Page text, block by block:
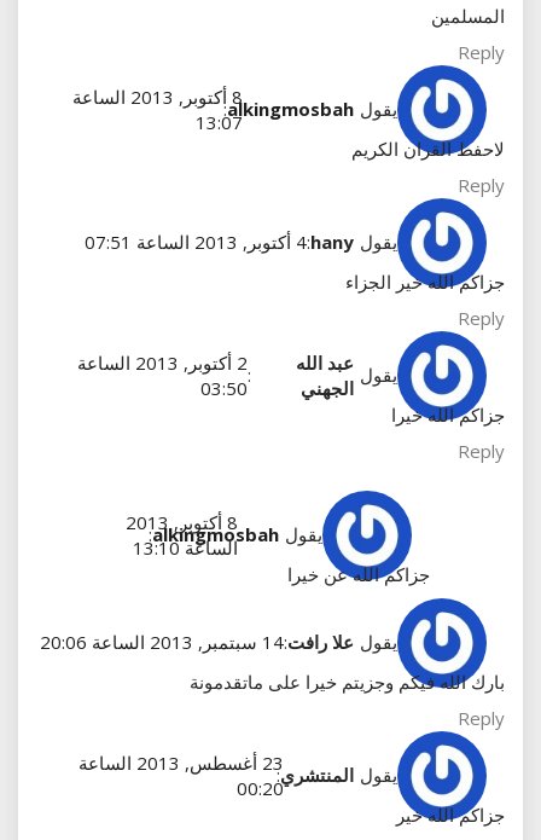
المسلمين
Reply
يقول alkingmosbah
:
8 أكتوبر, 2013 الساعة
13:07
لاحفط القران الكريم
Reply
يقول hany
:4 أكتوبر, 2013 الساعة 07:51
جزاكم الله خير الجزاء
Reply
يقول
عبد الله
الجهني
:
2 أكتوبر, 2013 الساعة
03:50
جزاكم الله خيرا
Reply
يقول alkingmosbah
:
8 أكتوبر, 2013
الساعة 13:10
جزاكم الله عن خيرا
يقول علا رافت:14 سبتمبر, 2013 الساعة 20:06
بارك الله فيكم وجزيتم خيرا على ماتقدمونة
Reply
يقول المنتشري:
23 أغسطس, 2013 الساعة
00:20
جزاكم الله خير